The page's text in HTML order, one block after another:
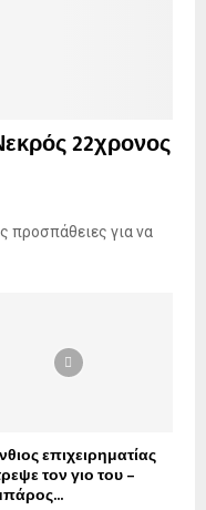
22χρονος
προσπάθειες για να
επιχειρηματίας
τον γιο του –